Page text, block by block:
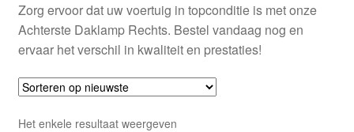
Winkelwagen
Zorg ervoor dat uw voertuig in topconditie is met onze
Achterste Daklamp Rechts. Bestel vandaag nog en
ervaar het verschil in kwaliteit en prestaties!
Het enkele resultaat weergeven